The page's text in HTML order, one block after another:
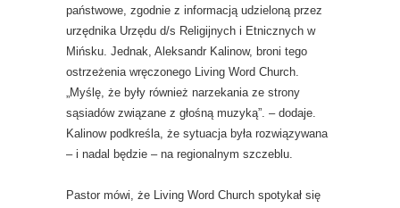
państwowe, zgodnie z informacją udzieloną przez
urzędnika Urzędu d/s Religijnych i Etnicznych w
Mińsku. Jednak, Aleksandr Kalinow, broni tego
ostrzeżenia wręczonego Living Word Church.
„Myślę, że były również narzekania ze strony
sąsiadów związane z głośną muzyką”. – dodaje.
Kalinow podkreśla, że sytuacja była rozwiązywana
– i nadal będzie – na regionalnym szczeblu.
Pastor mówi, że Living Word Church spotykał się